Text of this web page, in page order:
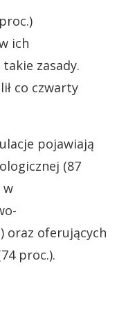
ich
zasady.
co czwarty
pojawiają
(87
w
oraz oferujących
proc.).